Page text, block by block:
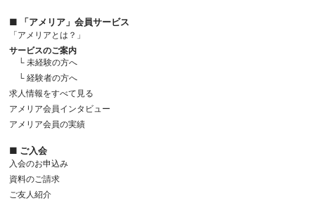
■ 「アメリア」会員サービス
「アメリアとは？」
サービスのご案内
└ 未経験の方へ
└ 経験者の方へ
求人情報をすべて見る
アメリア会員インタビュー
アメリア会員の実績
■ ご入会
入会のお申込み
資料のご請求
ご友人紹介